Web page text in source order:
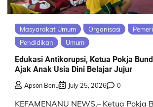
Masyarakat Umum Organisasi
Pendidikan
Umum
Edukasi Antikorupsi, Ketua Pokja
Ajak Anak Usia Dini Belajar Jujur
Apson Benu July 25, 2026 0
KEFAMENANU NEWS,– Ketua Pokja